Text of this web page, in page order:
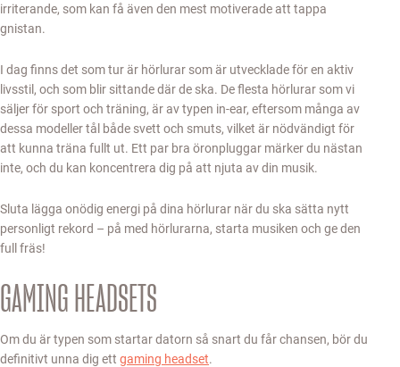
irriterande, som kan få även den mest motiverade att tappa
gnistan.
I dag finns det som tur är hörlurar som är utvecklade för en aktiv
livsstil, och som blir sittande där de ska. De flesta hörlurar som vi
säljer för sport och träning, är av typen in-ear, eftersom många av
dessa modeller tål både svett och smuts, vilket är nödvändigt för
att kunna träna fullt ut. Ett par bra öronpluggar märker du nästan
inte, och du kan koncentrera dig på att njuta av din musik.
Sluta lägga onödig energi på dina hörlurar när du ska sätta nytt
personligt rekord – på med hörlurarna, starta musiken och ge den
full fräs!
GAMING HEADSETS
Om du är typen som startar datorn så snart du får chansen, bör du
definitivt unna dig ett gaming headset.